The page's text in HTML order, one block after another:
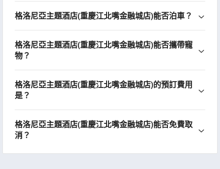
格洛尼亞主題酒店(重慶江北嘴金融城店)能否泊車？
格洛尼亞主題酒店(重慶江北嘴金融城店)能否攜帶寵
物？
格洛尼亞主題酒店(重慶江北嘴金融城店)的預訂費用
是？
格洛尼亞主題酒店(重慶江北嘴金融城店)能否免費取
消？